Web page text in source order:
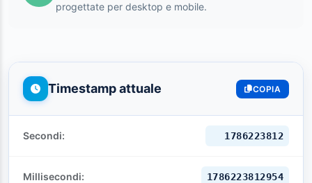
progettate per desktop e mobile.
Timestamp attuale COPIA
Secondi: 1786223813
Millisecondi: 1786223813954